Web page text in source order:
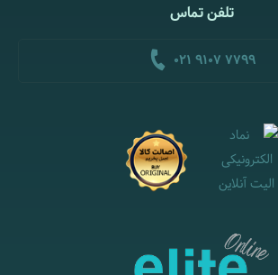
تلفن تماس
021 9107 7799